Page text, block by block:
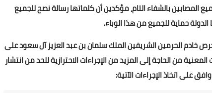
بالشفاء التام، مؤكدين أن كلماتها رسالة نصح للجميع
الدولة حماية للجميع من هذا الوباء.
خادم الحرمين الشريفين الملك سلمان بن عبد العزيز آل سعود على
من الحاجة إلى المزيد من الإجراءات الاحترازية للحد من انتشار
على اتخاذ الإجراءات الآتية: